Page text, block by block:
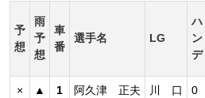
予
想
雨
予
想
車
番
選手名 LG
ハ
ン
デ
× ▲ 1 阿久津 正夫 川 口 0